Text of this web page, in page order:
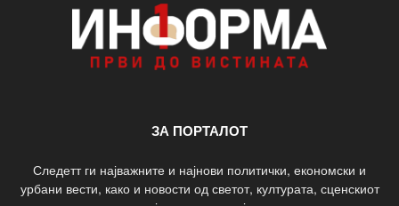
ЗА ПОРТАЛОТ
Следетт ги најважните и најнови политички, економски и
урбани вести, како и новости од светот, културата, сценскиот